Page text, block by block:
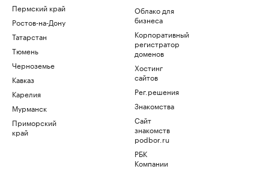
Пермский край
Ростов-на-Дону
Татарстан
Тюмень
Черноземье
Кавказ
Карелия
Мурманск
Приморский
край
Облако для
бизнеса
Корпоративный
регистратор
доменов
Хостинг
сайтов
Рег.решения
Знакомства
Сайт
знакомств
podbor.ru
РБК
Компании